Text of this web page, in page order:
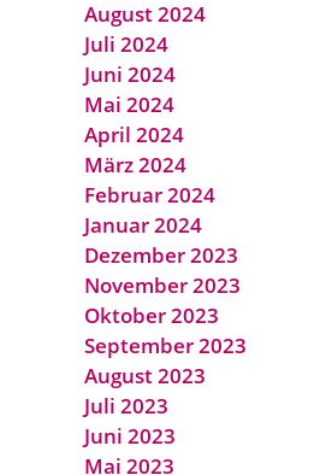
August 2024
Juli 2024
Juni 2024
Mai 2024
April 2024
März 2024
Februar 2024
Januar 2024
Dezember 2023
November 2023
Oktober 2023
September 2023
August 2023
Juli 2023
Juni 2023
Mai 2023